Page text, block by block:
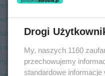
ciąży [Porada eksperta]
a współżycie
w ciąży [Porada eksperta]
TSH [Porada
echogenicznie [Porada
Drogi
My, naszych 1160
przechowujemy
standardowe informacje